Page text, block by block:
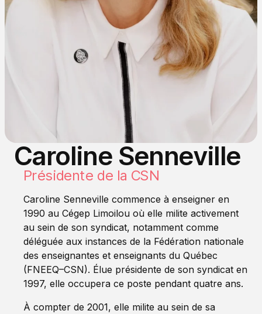
Caroline Senneville
Présidente de la CSN
Caroline Senneville commence à enseigner en
1990 au Cégep Limoilou où elle milite activement
au sein de son syndicat, notamment comme
déléguée aux instances de la Fédération nationale
des enseignantes et enseignants du Québec
(FNEEQ–CSN). Élue présidente de son syndicat en
1997, elle occupera ce poste pendant quatre ans.
À compter de 2001, elle milite au sein de sa